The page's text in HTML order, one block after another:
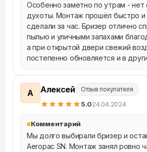
Особенно заметно по утрам -
духоты. Монтаж прошёл быстро и
сделали за час. Бризер отлично
пылью и уличными запахами
а при открытой двери свежий
постепенно обновляется и в
А Алексей Отзыв покупателя
5.024.04.2024
Комментарий
Мы долго выбирали бризер и
Aeropac SN. Монтаж занял ровно